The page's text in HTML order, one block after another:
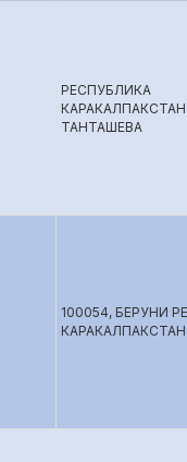
РЕСПУБЛИКА
КАРАКАЛПАКСТАН
ТАНТАШЕВА
100054, БЕРУНИ
КАРАКАЛПАКСТАН